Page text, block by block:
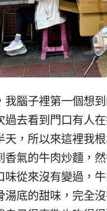
腦子裡第一個想
去看到門口有人
，所以來這裡我
香氣的牛肉炒麵，
從來沒有變過，
湯底的甜味，完全